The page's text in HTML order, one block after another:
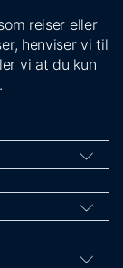
reiser eller
henviser vi til
vi at du kun